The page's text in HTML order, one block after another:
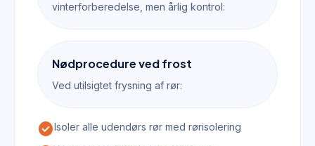
vinterforberedelse, men årlig kontrol:
Nødprocedure ved frost
Ved utilsigtet frysning af rør:
check_circleIsoler alle udendørs rør med rørisolering